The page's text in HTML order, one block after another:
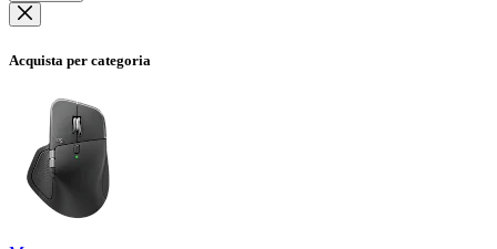
Acquista per categoria